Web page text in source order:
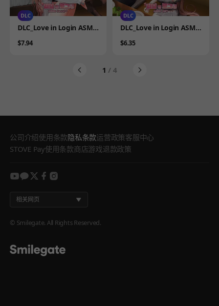
DLC
Product
DLC_Love in Login ASMR
Price
$7.94
DLC
Product
DLC_Love in Login ASMR,
Price
$6.35
1 / 4
公司介绍使用条款隐私条款运营政策客服中心
STOVE Pay使用条款商店游戏退款政策
youtube
kakao
twitter
facebook
instagram
相关网页
© Smilegate. All Rights Reserved.